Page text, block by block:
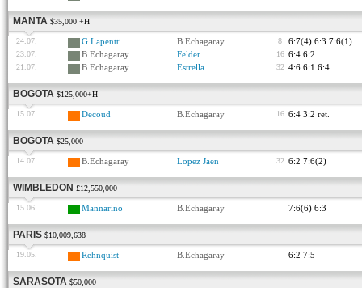
MANTA $35,000 +H
24.07. G.Lapentti B.Echagaray 8 6:7(4) 6:3 7:6(1)
23.07. B.Echagaray Felder 16 6:4 6:2
21.07. B.Echagaray Estrella 32 4:6 6:1 6:4
BOGOTA $125,000+H
15.07. Decoud B.Echagaray 16 6:4 3:2 ret.
BOGOTA $25,000
14.07. B.Echagaray Lopez Jaen 32 6:2 7:6(2)
WIMBLEDON £12,550,000
15.06. Mannarino B.Echagaray 7:6(6) 6:3
PARIS $10,009,638
19.05. Rehnquist B.Echagaray 6:2 7:5
SARASOTA $50,000